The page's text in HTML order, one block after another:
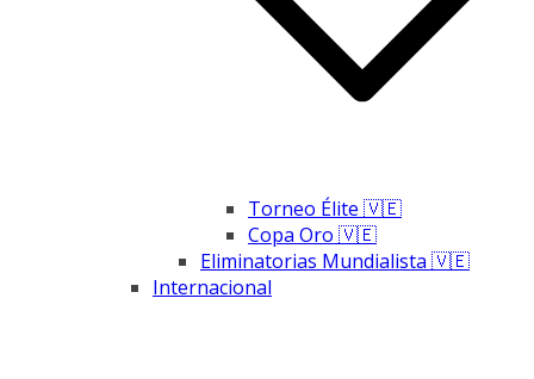
Torneo Élite 🇻🇪
Copa Oro 🇻🇪
Eliminatorias Mundialista 🇻🇪
Internacional